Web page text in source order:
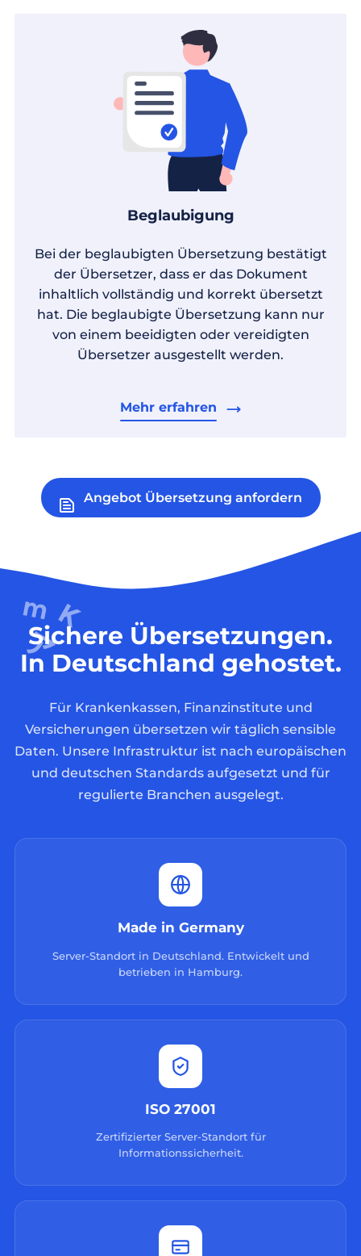
Beglaubigung
Bei der beglaubigten Übersetzung bestätigt
der Übersetzer, dass er das Dokument
inhaltlich vollständig und korrekt übersetzt
hat. Die beglaubigte Übersetzung kann nur
von einem beeidigten oder vereidigten
Übersetzer ausgestellt werden.
Mehr erfahren
Angebot Übersetzung anfordern
Sichere Übersetzungen.
In Deutschland gehostet.
Für Krankenkassen, Finanzinstitute und
Versicherungen übersetzen wir täglich sensible
Daten. Unsere Infrastruktur ist nach europäischen
und deutschen Standards aufgesetzt und für
regulierte Branchen ausgelegt.
Made in Germany
Server-Standort in Deutschland. Entwickelt und
betrieben in Hamburg.
ISO 27001
Zertifizierter Server-Standort für
Informationssicherheit.